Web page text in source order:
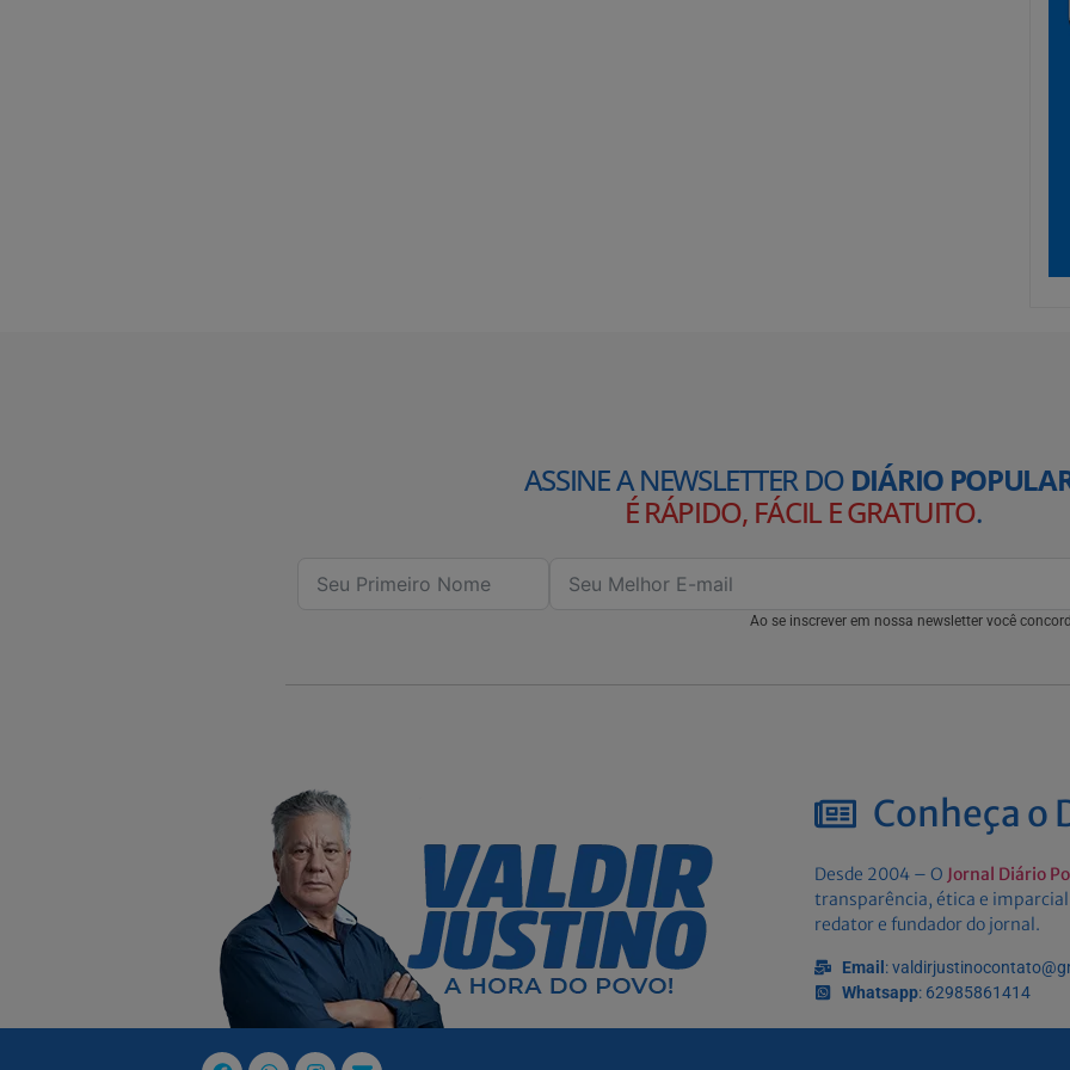
ASSINE A NEWSLETTER DO DIÁRIO
É RÁPIDO, FÁCIL E GRATUITO.
Ao se inscrever em nossa newsletter você
Conheça o
Desde 2004 – O Jornal Diário
transparência, ética e
redator e fundador do jornal.
Email:
Whatsapp: 62985861414